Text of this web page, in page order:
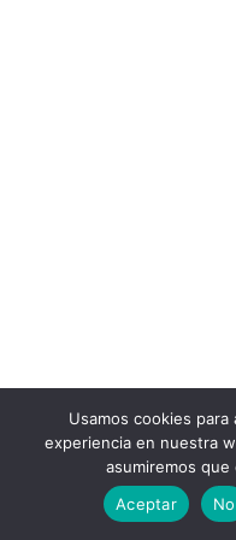
Usamos cookies
experiencia en nuestra
asumiremos
Aceptar
No